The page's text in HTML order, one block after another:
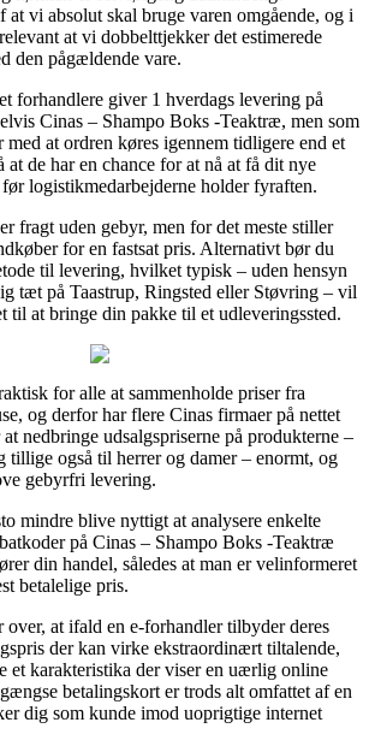
vi absolut skal bruge varen omgående, og i
at vi dobbelttjekker det estimerede
den pågældende vare.
forhandlere giver 1 hverdags levering på
Cinas – Shampo Boks -Teaktræ, men som
med at ordren køres igennem tidligere end et
at de har en chance for at nå at få dit nye
logistikmedarbejderne holder fyraften.
fragt uden gebyr, men for det meste stiller
for en fastsat pris. Alternativt bør du
til levering, hvilket typisk – uden hensyn
tæt på Taastrup, Ringsted eller Støvring – vil
til at bringe din pakke til et udleveringssted.
for alle at sammenholde priser fra
og derfor har flere Cinas firmaer på nettet
nedbringe udsalgspriserne på produkterne –
tillige også til herrer og damer – enormt, og
gebyrfri levering.
mindre blive nyttigt at analysere enkelte
på Cinas – Shampo Boks -Teaktræ
din handel, således at man er velinformeret
betalelige pris.
at ifald en e-forhandler tilbyder deres
der kan virke ekstraordinært tiltalende,
et karakteristika der viser en uærlig online
betalingskort er trods alt omfattet af en
dig som kunde imod uoprigtige internet